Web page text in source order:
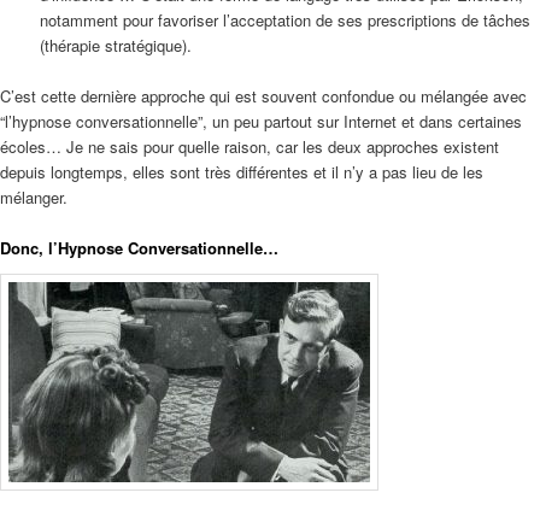
notamment pour favoriser l’acceptation de ses prescriptions de tâches
(thérapie stratégique).
C’est cette dernière approche qui est souvent confondue ou mélangée avec
“l’hypnose conversationnelle”, un peu partout sur Internet et dans certaines
écoles… Je ne sais pour quelle raison, car les deux approches existent
depuis longtemps, elles sont très différentes et il n’y a pas lieu de les
mélanger.
Donc, l’Hypnose Conversationnelle…